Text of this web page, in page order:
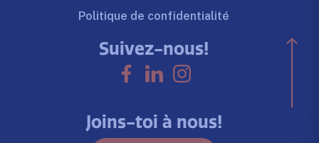
Politique de confidentialité
Suivez-nous!
Joins-toi à nous!